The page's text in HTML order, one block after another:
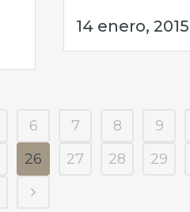
14 enero, 2015
6 7 8 9
26 27 28 29